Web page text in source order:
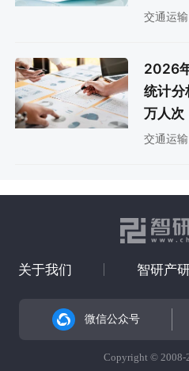
交通运输
2026
统计
万人次
交通运输
关于我们 智研产
微信公众号
Copyright © 2008-